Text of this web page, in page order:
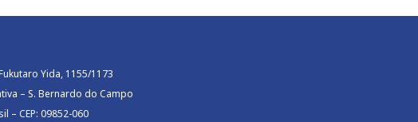
Yida, 1155/1173
– S. Bernardo do Campo
– CEP: 09852-060